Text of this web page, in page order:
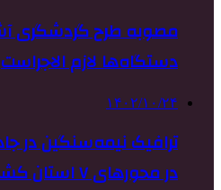
مصوبه طرح گردشگری
دستگاه‌ها لازم الاجراست
۱۴۰۲/۱۰/۲۴
ترافیک نیمه‌سنگین در
در محورهای ۷ استان کشور